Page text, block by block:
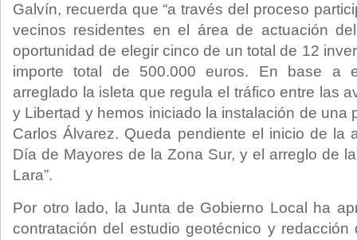
Galvín, recuerda que “a través del proceso
vecinos residentes en el área de actuación
oportunidad de elegir cinco de un total de 12
importe total de 500.000 euros. En base a
arreglado la isleta que regula el tráfico entre las
y Libertad y hemos iniciado la instalación de una
Carlos Álvarez. Queda pendiente el inicio de la
Día de Mayores de la Zona Sur, y el arreglo de
Lara”.
Por otro lado, la Junta de Gobierno Local ha
contratación del estudio geotécnico y